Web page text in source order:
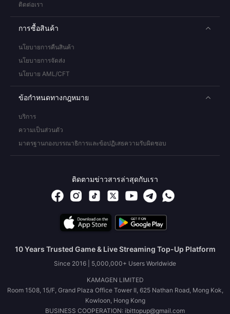
ติดต่อเรา
การซื้อสินค้า
นโยบายการคืนสินค้า
นโยบายการจัดส่ง
นโยบาย AML/CFT
ข้อกำหนดทางกฎหมาย
บริการ
ความเป็นส่วนตัว
มาตรฐานกองบรรณาธิการและข้อปฏิเสธความรับผิดชอบ
ติดตามข่าวสารล่าสุดกับเรา
10 Years Trusted Game & Live Streaming Top-Up Platform
Since 2016 | 5,000,000+ Users Worldwide
KAMAGEN LIMITED
Room 1508, 15/F, Grand Plaza Office Tower II, 625 Nathan Road, Mong Kok,
Kowloon, Hong Kong
BUSINESS COOPERATION: ibittopup@gmail.com